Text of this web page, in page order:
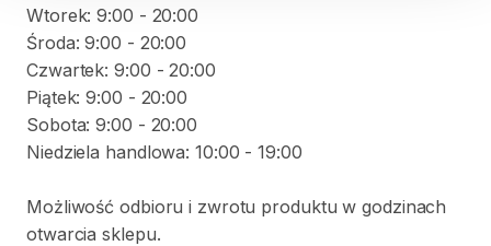
Wtorek: 9:00 - 20:00
Środa: 9:00 - 20:00
Czwartek: 9:00 - 20:00
Piątek: 9:00 - 20:00
Sobota: 9:00 - 20:00
Niedziela handlowa: 10:00 - 19:00
Możliwość odbioru i zwrotu produktu w godzinach
otwarcia sklepu.